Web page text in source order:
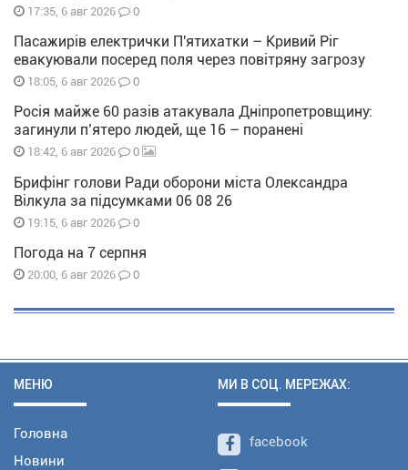
17:35, 6 авг 2026 0
Пасажирів електрички П'ятихатки – Кривий Ріг
евакуювали посеред поля через повітряну загрозу
18:05, 6 авг 2026 0
Росія майже 60 разів атакувала Дніпропетровщину:
загинули п’ятеро людей, ще 16 – поранені
18:42, 6 авг 2026 0
Брифінг голови Ради оборони міста Олександра
Вілкула за підсумками 06 08 26
19:15, 6 авг 2026 0
Погода на 7 серпня
20:00, 6 авг 2026 0
МЕНЮ
Головна
Новини
МИ В СОЦ. МЕРЕЖАХ:
facebook